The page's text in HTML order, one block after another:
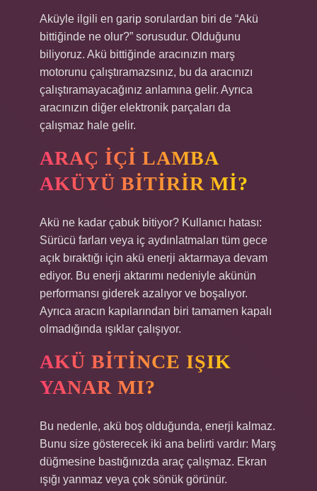
Aküyle ilgili en garip sorulardan biri de “Akü
bittiğinde ne olur?” sorusudur. Olduğunu
biliyoruz. Akü bittiğinde aracınızın marş
motorunu çalıştıramazsınız, bu da aracınızı
çalıştıramayacağınız anlamına gelir. Ayrıca
aracınızın diğer elektronik parçaları da
çalışmaz hale gelir.
ARAÇ IÇI LAMBA
AKÜYÜ BITIRIR MI?
Akü ne kadar çabuk bitiyor? Kullanıcı hatası:
Sürücü farları veya iç aydınlatmaları tüm gece
açık bıraktığı için akü enerji aktarmaya devam
ediyor. Bu enerji aktarımı nedeniyle akünün
performansı giderek azalıyor ve boşalıyor.
Ayrıca aracın kapılarından biri tamamen kapalı
olmadığında ışıklar çalışıyor.
AKÜ BITINCE IŞIK
YANAR MI?
Bu nedenle, akü boş olduğunda, enerji kalmaz.
Bunu size gösterecek iki ana belirti vardır: Marş
düğmesine bastığınızda araç çalışmaz. Ekran
ışığı yanmaz veya çok sönük görünür.